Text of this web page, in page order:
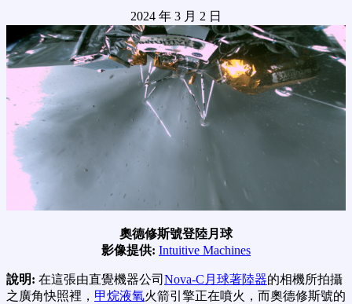
2024 年 3 月 2 日
奧德修斯號登陸月球
影像提供: Intuitive Machines
說明: 在這張由直覺機器公司 Nova-C月球著陸器的相機所拍攝
之廣角快照裡， 甲烷液氧火箭引擎正在噴火，而奧德修斯號的